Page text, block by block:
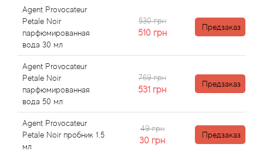
Agent Provocateur
Petale Noir
парфюмированная
вода 30 мл
530 грн
510 грн
Предзаказ
Agent Provocateur
Petale Noir
парфюмированная
вода 50 мл
769 грн
531 грн
Предзаказ
Agent Provocateur
Petale Noir пробник 1.5
мл
49 грн
30 грн
Предзаказ
Anna Sui
Annayake
Anne Fontaine
Annick Goutal
Antonia's Flowers